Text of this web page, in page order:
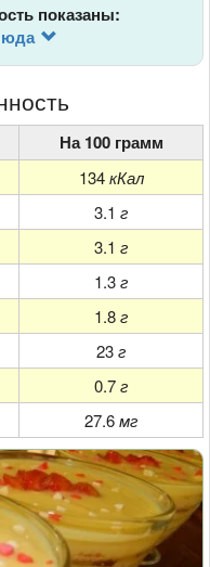
показаны:
На 100 грамм
134 кКал
3.1 г
3.1 г
1.3г
1.8г
23г
0.7г
27.6мг